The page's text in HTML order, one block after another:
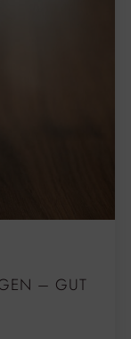
– GUT